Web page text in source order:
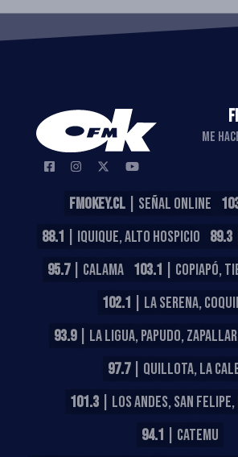
ME
FMOKEY.CL| SEÑAL ONLINE
88.1 | IQUIQUE, ALTO HOSPICIO 89.3
95.7| CALAMA 103.1 | COPIAPÓ,
102.1 | LA SERENA,
93.9| LA LIGUA, PAPUDO,
97.7| QUILLOTA, LA
101.3| LOS ANDES, SAN FELIPE,
94.1 | CATEMU